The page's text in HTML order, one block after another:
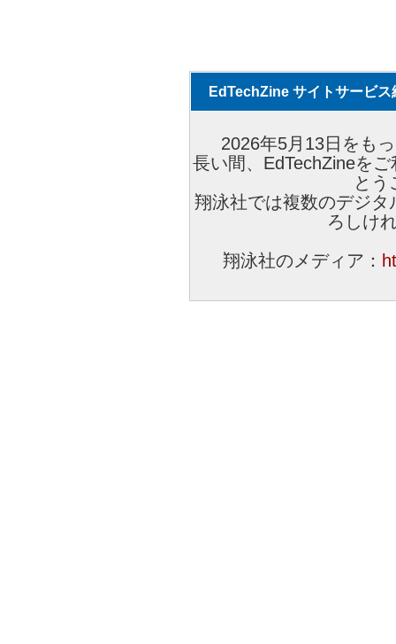
EdTechZine サイトサービス
2026年5月13日をも
長い間、EdTechZineを
とう
翔泳社では複数のデジ
ろしけ
翔泳社のメディア：